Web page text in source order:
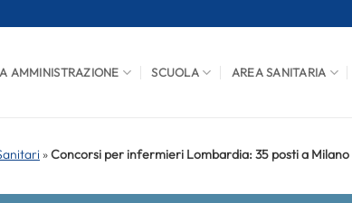
AMMINISTRAZIONE SCUOLA AREA SANITARIA
»Concorsi per infermieri Lombardia: 35 posti a